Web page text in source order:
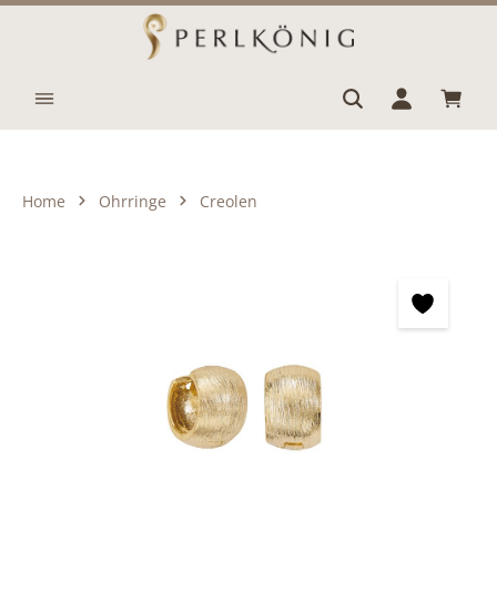
Zum Hauptinhalt springen
Home Ohrringe Creolen